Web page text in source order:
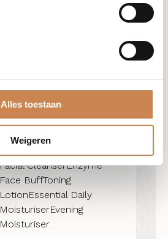
Alles toestaan
Weigeren
Facial CleanserEnzyme
Face BuffToning
LotionEssential Daily
MoisturiserEvening
Moisturiser.